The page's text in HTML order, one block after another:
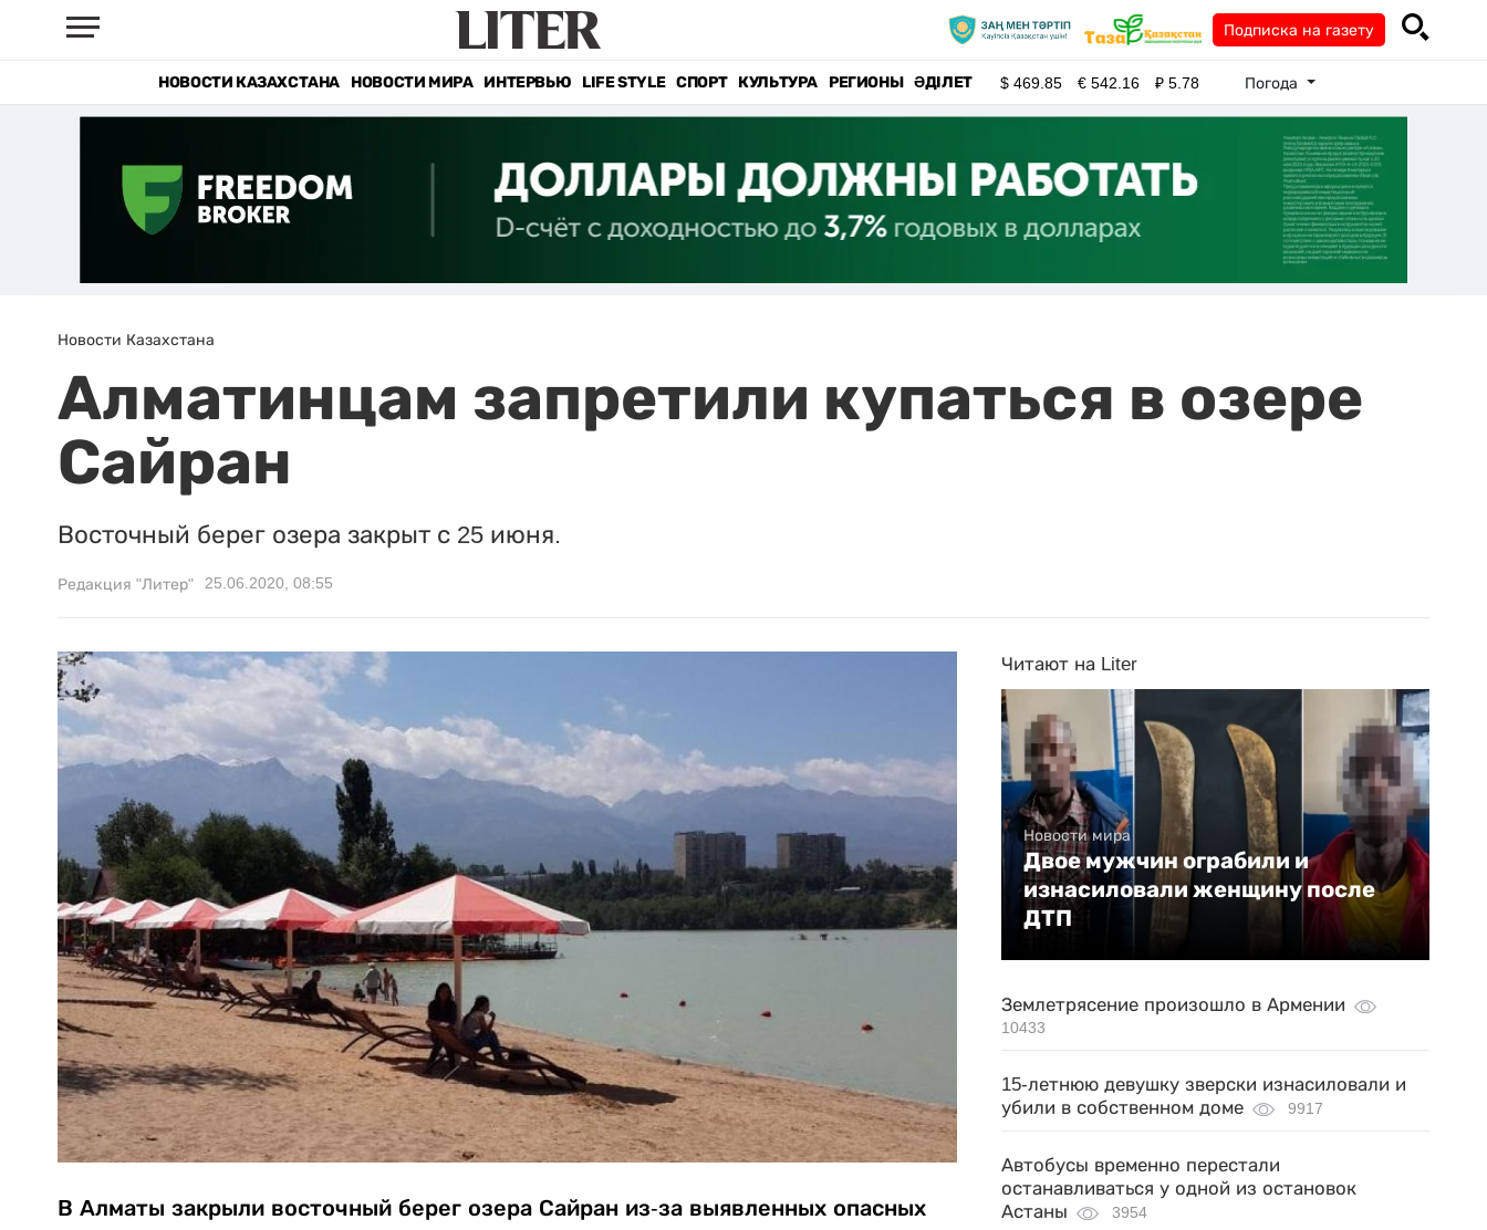
Подписка на газету
НОВОСТИ КАЗАХСТАНА НОВОСТИ МИРА ИНТЕРВЬЮ LIFE STYLE СПОРТ КУЛЬТУРА РЕГИОНЫ ӘДІЛЕТ $469.85 €542.16 ₽5.78 Погода
Новости Казахстана
Алматинцам запретили купаться в озере
Сайран
Восточный берег озера закрыт с 25 июня.
Редакция "Литер" 25.06.2020, 08:55
В Алматы закрыли восточный берег озера Сайран из-за выявленных опасных
Читают на Liter
Новости мира
Двое мужчин ограбили и
изнасиловали женщину после
ДТП
Землетрясение произошло в Армении
10433
15-летнюю девушку зверски изнасиловали и
убили в собственном доме
9917
Автобусы временно перестали
останавливаться у одной из остановок
Астаны
3954